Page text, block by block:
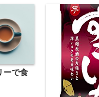
ーで食